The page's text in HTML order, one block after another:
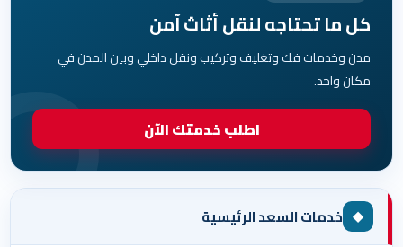
كل ما تحتاجه لنقل أثاث آمن
مدن وخدمات فك وتغليف وتركيب ونقل داخلي وبين المدن في
مكان واحد.
اطلب خدمتك الآن
◆ خدمات السعد الرئيسية